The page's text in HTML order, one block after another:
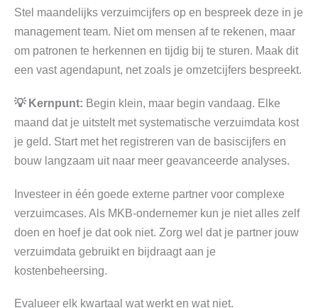
Stel maandelijks verzuimcijfers op en bespreek deze in je
management team. Niet om mensen af te rekenen, maar
om patronen te herkennen en tijdig bij te sturen. Maak dit
een vast agendapunt, net zoals je omzetcijfers bespreekt.
💡 Kernpunt: Begin klein, maar begin vandaag. Elke
maand dat je uitstelt met systematische verzuimdata kost
je geld. Start met het registreren van de basiscijfers en
bouw langzaam uit naar meer geavanceerde analyses.
Investeer in één goede externe partner voor complexe
verzuimcases. Als MKB-ondernemer kun je niet alles zelf
doen en hoef je dat ook niet. Zorg wel dat je partner jouw
verzuimdata gebruikt en bijdraagt aan je
kostenbeheersing.
Evalueer elk kwartaal wat werkt en wat niet.